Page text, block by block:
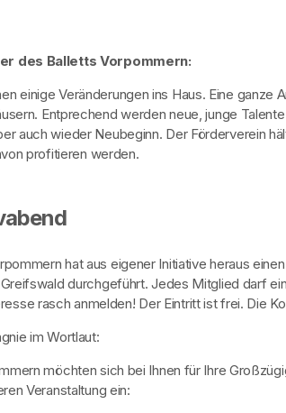
des Balletts Vorpommern:
einige Veränderungen ins Haus. Eine
Entprechend werden neue, junge
auch wieder Neubeginn. Der Förderverein
profitieren werden.
hat aus eigener Initiative heraus
durchgeführt. Jedes Mitglied darf
rasch anmelden! Der Eintritt ist frei. Die
im Wortlaut:
möchten sich bei Ihnen für Ihre
Veranstaltung ein: